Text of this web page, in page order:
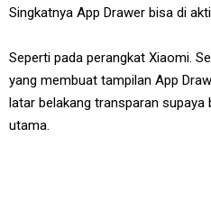
Singkatnya App Drawer bisa di
Seperti pada perangkat Xiaomi.
yang membuat tampilan App
latar belakang transparan supaya
utama.